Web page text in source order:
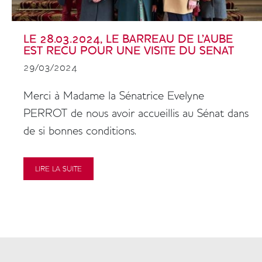
LE 28.03.2024, LE BARREAU DE L'AUBE
EST RECU POUR UNE VISITE DU SENAT
29/03/2024
Colonne
Merci à Madame la Sénatrice Evelyne
PERROT de nous avoir accueillis au Sénat dans
de si bonnes conditions.
LIRE LA SUITE